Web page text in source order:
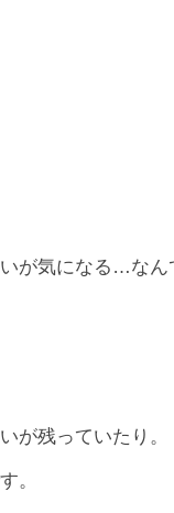
が気になる…なん
が残っていたり。
。